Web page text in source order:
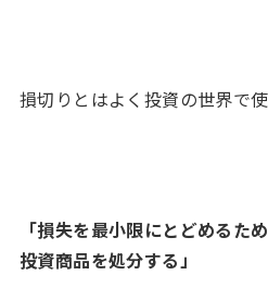
損切りとはよく投資の世界で使
「損失を最小限にとどめるた
投資商品を処分する」